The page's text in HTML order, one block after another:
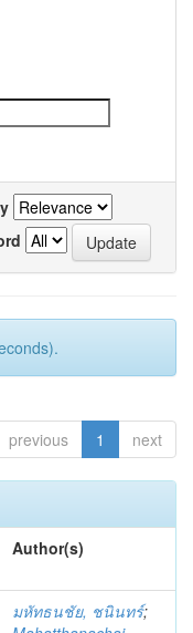
previous 1 next
Author(s)
มหัทธนชัย, ชนินทร์;